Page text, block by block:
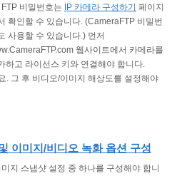
FTP 비밀번호는 IP 카메라 구성하기 페이지
확인할 수 있습니다. (CameraFTP 비밀번
사용할 수 있습니다.) 먼저
웹사이트에서 카메라를
하고 라이선스 키와 연결해야 합니다.
. 그 후 비디오/이미지 해상도를 설정해야
이미지/비디오 녹화 옵션 구성
지 스냅샷 설정 중 하나를 구성해야 합니